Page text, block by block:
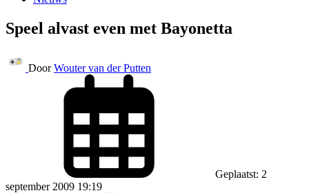
Speel alvast even met Bayonetta
Door Wouter van der Putten
Geplaatst: 2
september 2009 19:19